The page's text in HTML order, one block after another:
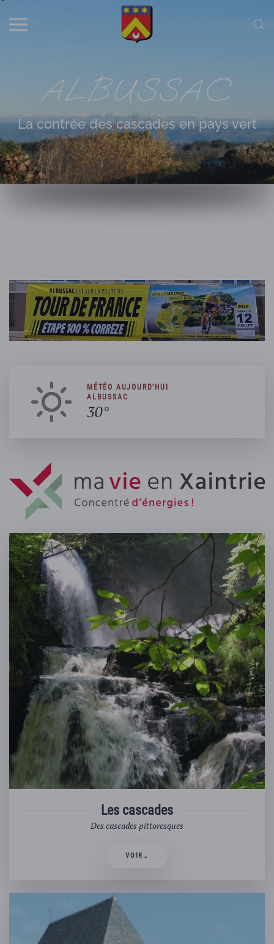
Skip to main content
ALBUSSAC
La contrée des cascades en pays vert
MÉTÉO AUJOURD'HUI
ALBUSSAC
30°
Les cascades
Des cascades pittoresques
VOIR…